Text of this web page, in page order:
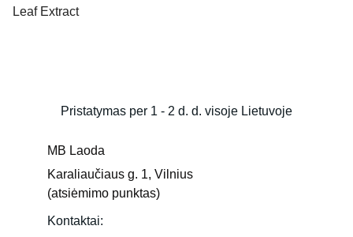
Leaf Extract
MB Laoda
Karaliaučiaus g. 1, Vilnius
(atsiėmimo punktas)
Kontaktai:
Pristatymas per 1 - 2 d. d. visoje Lietuvoje